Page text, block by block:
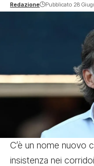
Redazione Pubblicato 28
C’è un nome nuovo
insistenza nei